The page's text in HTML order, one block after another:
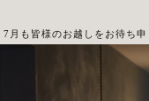
月も皆様のお越しをお待ち申